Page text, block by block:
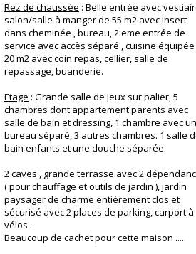
Rez de chaussée : Belle entrée avec
salon/salle à manger de 55 m2 avec insert
dans cheminée , bureau, 2 eme entrée de
service avec accès séparé , cuisine
20 m2 avec coin repas, cellier, salle de
repassage, buanderie.
Etage : Grande salle de jeux sur palier, 5
chambres dont appartement parents avec
salle de bain et dressing, 1 chambre avec un
bureau séparé, 3 autres chambres. 1 salle
bain enfants et une douche séparée.
2 caves , grande terrasse avec 2
( pour chauffage et outils de jardin ), jardin
paysager de charme entièrement clos et
sécurisé avec 2 places de parking, carport à
vélos .
Beaucoup de cachet pour cette maison .....